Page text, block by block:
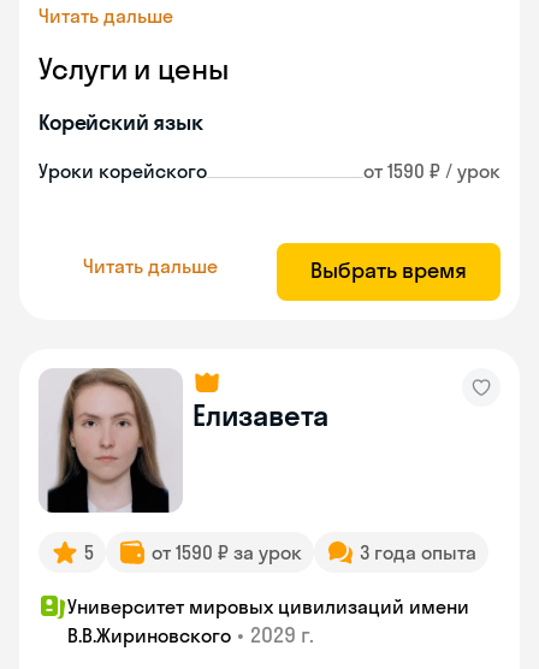
Читать дальше
Услуги и цены
Корейский язык
Уроки корейского от 1590 ₽ / урок
Читать дальше Выбрать время
Елизавета
5 от 1590 ₽ за урок 3 года опыта
Университет мировых цивилизаций имени
В.В.Жириновского • 2029 г.